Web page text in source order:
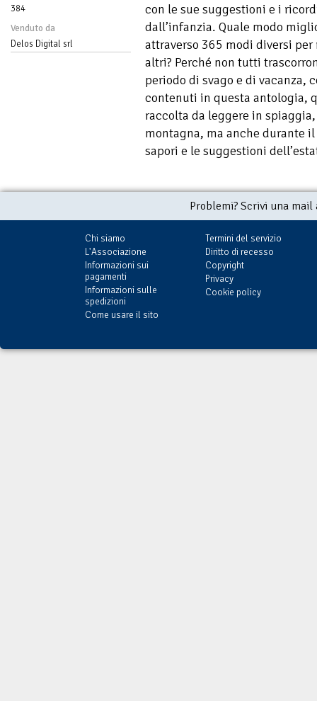
384
Venduto da
Delos Digital srl
con le sue suggestioni e i
dall’infanzia. Quale modo
attraverso 365 modi diversi
altri? Perché non tutti
periodo di svago e di vacanza,
contenuti in questa antologia,
raccolta da leggere in
montagna, ma anche durante
sapori e le suggestioni
Problemi? Scrivi una
Chi siamo
L'Associazione
Informazioni sui
pagamenti
Informazioni sulle
spedizioni
Come usare il sito
Termini del servizio
Diritto di recesso
Copyright
Privacy
Cookie policy